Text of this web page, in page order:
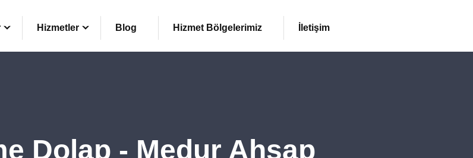
Hizmetler Blog Hizmet Bölgelerimiz İletişim
Dolap - Medur Ahşap